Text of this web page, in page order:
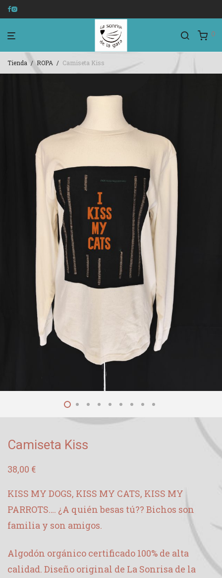
0
Tienda / ROPA / Camiseta Kiss
Camiseta Kiss
38,00 €
KISS MY DOGS, KISS MY CATS, KISS MY
PARROTS…. ¿A quién besas tú?? Bichos son
familia y son amigos.
Algodón orgánico certificado 100% de alta
calidad. Diseño original de La Sonrisa de la